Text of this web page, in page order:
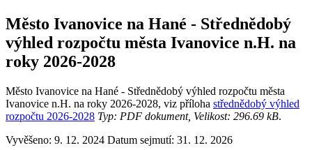
Město Ivanovice na Hané - Střednědobý
výhled rozpočtu města Ivanovice n.H. na
roky 2026-2028
Město Ivanovice na Hané - Střednědobý výhled rozpočtu města
Ivanovice n.H. na roky 2026-2028, viz příloha střednědobý výhled
rozpočtu 2026-2028 Typ: PDF dokument, Velikost: 296.69 kB.
Vyvěšeno: 9. 12. 2024 Datum sejmutí: 31. 12. 2026